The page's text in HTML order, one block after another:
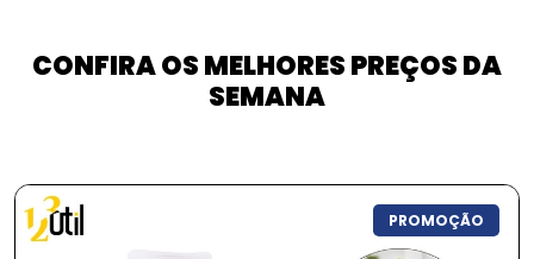
CONFIRA OS MELHORES PREÇOS DA
SEMANA
PROMOÇÃO